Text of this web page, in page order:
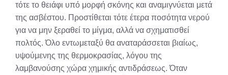
τότε το θειάφι υπό μορφή σκόνης και αναμιγνύεται μετά
της ασβέστου. Προστίθεται τότε έτερα ποσότητα νερού
για να μην ξεραθεί το μίγμα, αλλά να σχηματισθεί
πολτός. Όλο εντωμεταξύ θα αναταράσσεται βιαίως,
υψούμενης της θερμοκρασίας, λόγου της
λαμβανούσης χώρα χημικής αντιδράσεως. Όταν